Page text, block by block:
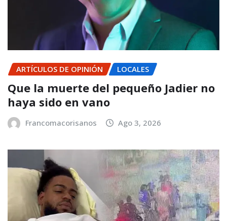
ARTÍCULOS DE OPINIÓN LOCALES
Que la muerte del pequeño Jadier no
haya sido en vano
Francomacorisanos Ago 3, 2026